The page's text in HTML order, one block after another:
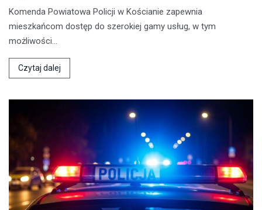
Komenda Powiatowa Policji w Kościanie zapewnia
mieszkańcom dostęp do szerokiej gamy usług, w tym
możliwości…
Czytaj dalej